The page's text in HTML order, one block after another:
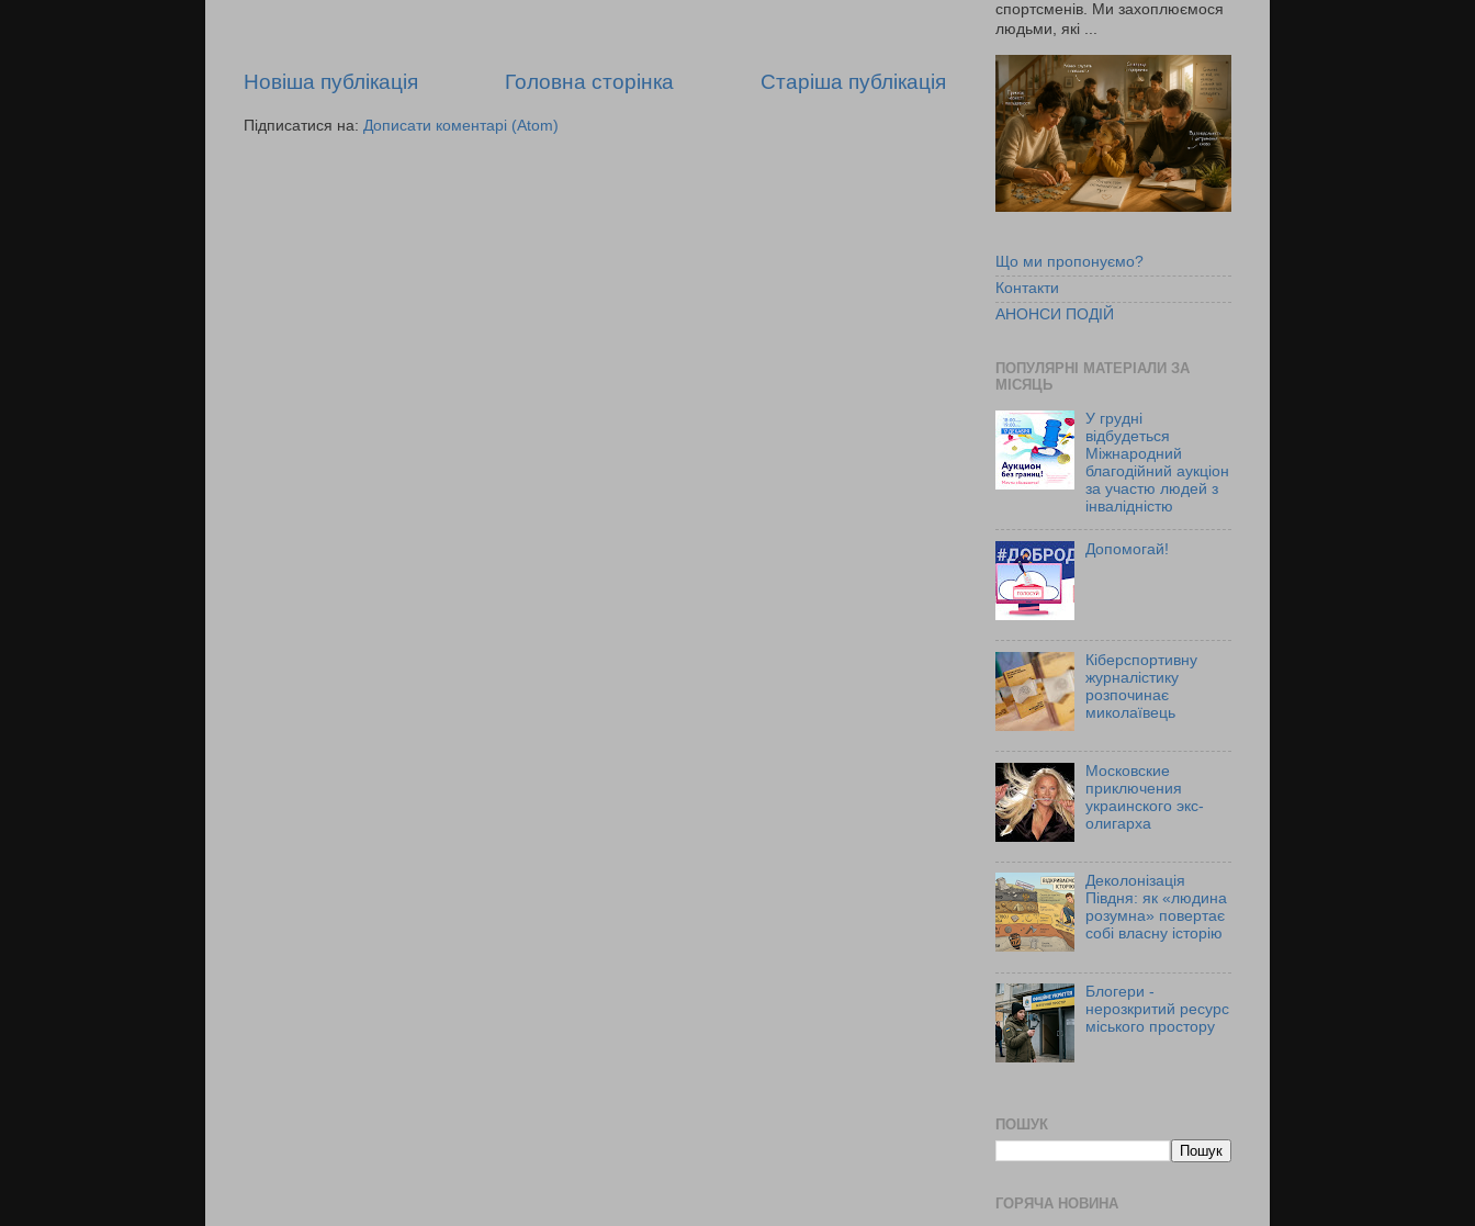
Новіша публікація Старіша публікація
Головна сторінка
Підписатися на: Дописати коментарі (Atom)
спортсменів. Ми захоплюємося
людьми, які ...
Що ми пропонуємо?
Контакти
АНОНСИ ПОДІЙ
ПОПУЛЯРНІ МАТЕРІАЛИ ЗА
МІСЯЦЬ
У грудні
відбудеться
Міжнародний
благодійний аукціон
за участю людей з
інвалідністю
Допомогай!
Кіберспортивну
журналістику
розпочинає
миколаївець
Московские
приключения
украинского экс-
олигарха
Деколонізація
Півдня: як «людина
розумна» повертає
собі власну історію
Блогери -
нерозкритий ресурс
міського простору
ПОШУК
ГОРЯЧА НОВИНА